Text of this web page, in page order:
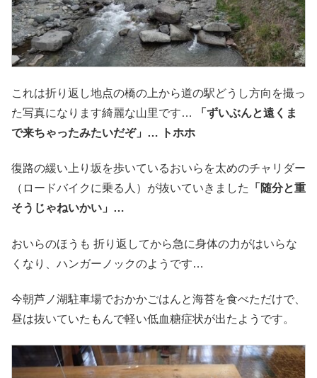
これは折り返し地点の橋の上から道の駅どうし方向を撮っ
た写真になります綺麗な山里です…
「ずいぶんと遠くま
で来ちゃったみたいだぞ」… トホホ
復路の緩い上り坂を歩いているおいらを太めのチャリダー
（ロードバイクに乗る人）が抜いていきました
「随分と重
そうじゃねいかい」…
おいらのほうも 折り返してから急に身体の力がはいらな
くなり、ハンガーノックのようです…
今朝芦ノ湖駐車場でおかかごはんと海苔を食べただけで、
昼は抜いていたもんで軽い低血糖症状が出たようです。